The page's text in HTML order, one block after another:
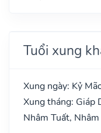
Tuổi xung
Xung ngày: Kỷ
Xung tháng: Giáp
Nhâm Tuất,